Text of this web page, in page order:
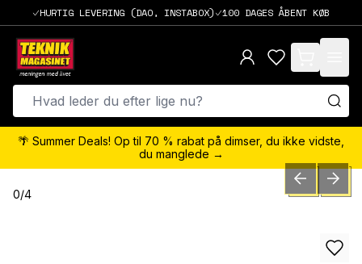
HURTIG LEVERING (DAO, INSTABOX) 100 DAGES ÅBENT KØB
items in cart,
🌴 Summer Deals! Op til 70 % rabat på dimser, du ikke vidste,
du manglede →
0/4 PREVIOUSNEXT